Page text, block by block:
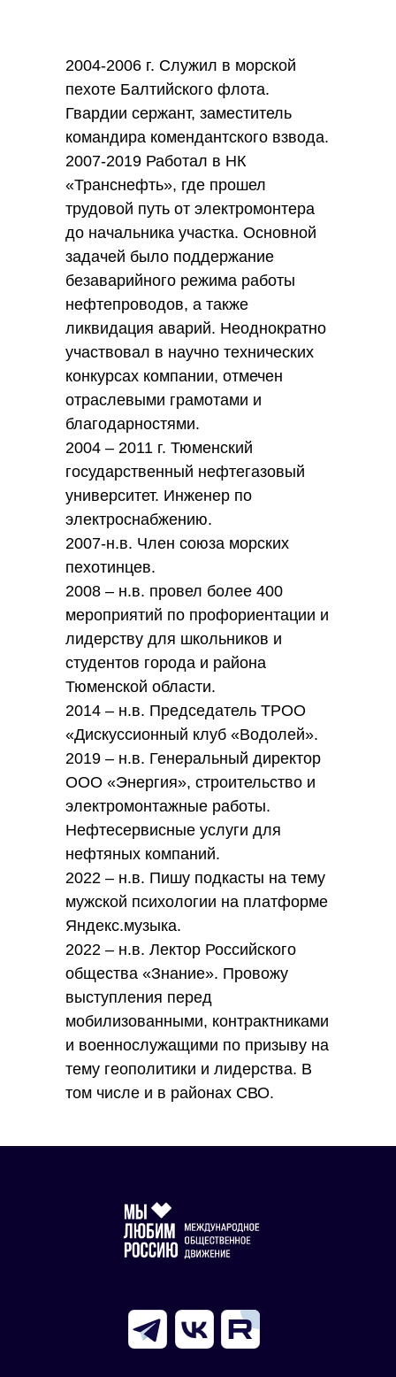
2004-2006 г. Служил в морской
пехоте Балтийского флота.
Гвардии сержант, заместитель
командира комендантского взвода.
2007-2019 Работал в НК
«Транснефть», где прошел
трудовой путь от электромонтера
до начальника участка. Основной
задачей было поддержание
безаварийного режима работы
нефтепроводов, а также
ликвидация аварий. Неоднократно
участвовал в научно технических
конкурсах компании, отмечен
отраслевыми грамотами и
благодарностями.
2004 – 2011 г. Тюменский
государственный нефтегазовый
университет. Инженер по
электроснабжению.
2007-н.в. Член союза морских
пехотинцев.
2008 – н.в. провел более 400
мероприятий по профориентации и
лидерству для школьников и
студентов города и района
Тюменской области.
2014 – н.в. Председатель ТРОО
«Дискуссионный клуб «Водолей».
2019 – н.в. Генеральный директор
ООО «Энергия», строительство и
электромонтажные работы.
Нефтесервисные услуги для
нефтяных компаний.
2022 – н.в. Пишу подкасты на тему
мужской психологии на платформе
Яндекс.музыка.
2022 – н.в. Лектор Российского
общества «Знание». Провожу
выступления перед
мобилизованными, контрактниками
и военнослужащими по призыву на
тему геополитики и лидерства. В
том числе и в районах СВО.